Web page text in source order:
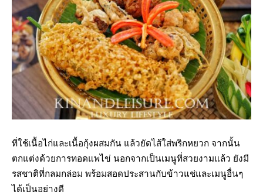
ที่ใช้เนื้อไก่และเนื้อกุ้งผสมกัน แล้วยัดไส้ใส่พริกหยวก จากนั้น
ตกแต่งด้วยการทอดแพไข่ นอกจากเป็นเมนูที่สวยงามแล้ว ยังมี
รสชาติที่กลมกล่อม พร้อมสอดประสานกับข้าวแช่และเมนูอื่นๆ
ได้เป็นอย่างดี